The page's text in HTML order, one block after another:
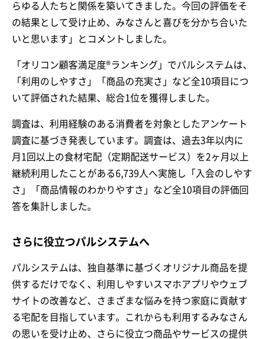
らゆる人たちと関係を築いてきました。今回の評価をそ
の結果として受け止め、みなさんと喜びを分かち合いた
いと思います」とコメントしました。
「オリコン顧客満足度®ランキング」でパルシステムは、
「利用のしやすさ」「商品の充実さ」など全10項目につ
いて評価された結果、総合1位を獲得しました。
調査は、利用経験のある消費者を対象としたアンケート
調査に基づき発表しています。調査は、過去3年以内に
月1回以上の食材宅配（定期配送サービス）を2ヶ月以上
継続利用したことがある6,739人へ実施し「入会のしやす
さ」「商品情報のわかりやすさ」など全10項目の評価回
答を集計しました。
さらに役立つパルシステムへ
パルシステムは、独自基準に基づくオリジナル商品を提
供するだけでなく、利用しやすいスマホアプリやウェブ
サイトの改善など、さまざまな悩みを持つ家庭に貢献す
る宅配を目指しています。これからも利用するみなさん
の思いを受け止め、さらに役立つ商品やサービスの提供